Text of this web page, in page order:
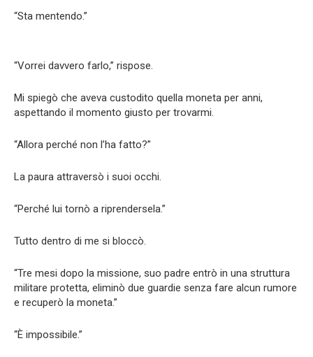
“Sta mentendo.”
“Vorrei davvero farlo,” rispose.
Mi spiegò che aveva custodito quella moneta per anni,
aspettando il momento giusto per trovarmi.
“Allora perché non l’ha fatto?”
La paura attraversò i suoi occhi.
“Perché lui tornò a riprendersela.”
Tutto dentro di me si bloccò.
“Tre mesi dopo la missione, suo padre entrò in una struttura
militare protetta, eliminò due guardie senza fare alcun rumore
e recuperò la moneta.”
“È impossibile.”